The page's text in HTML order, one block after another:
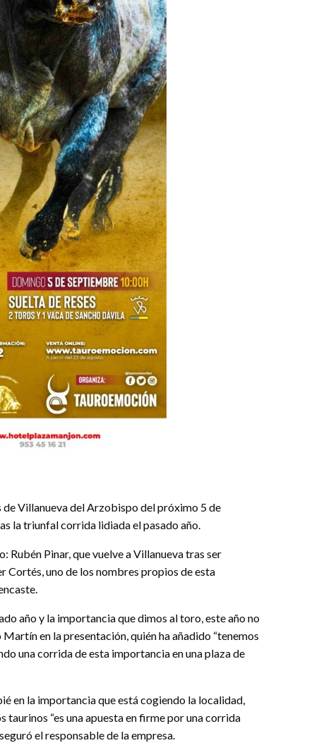
Villanueva del Arzobispo del próximo 5 de
la triunfal corrida lidiada el pasado año.
Rubén Pinar, que vuelve a Villanueva tras ser
uno de los nombres propios de esta
año y la importancia que dimos al toro, este año no
en la presentación, quién ha añadido “tenemos
una corrida de esta importancia en una plaza de
en la importancia que está cogiendo la localidad,
“es una apuesta en firme por una corrida
el responsable de la empresa.